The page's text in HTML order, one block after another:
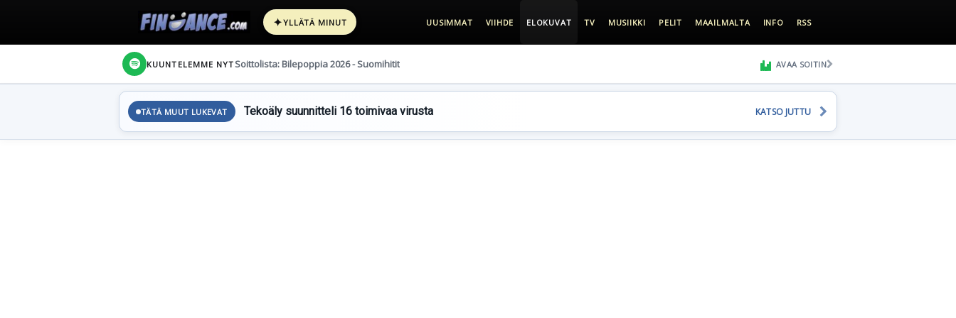
✦YLLÄTÄ MINUT UUSIMMAT VIIHDE ELOKUVAT TV MUSIIKKI PELIT MAAILMALTA INFO RSS
KUUNTELEMME NYT Soittolista: Bilepoppia 2026 - Suomihitit AVAA SOITIN
TÄTÄ MUUT LUKEVAT Tekoäly suunnitteli 16 toimivaa virusta KATSO JUTTU